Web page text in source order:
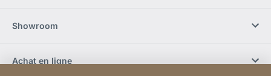
Showroom
Achat en ligne